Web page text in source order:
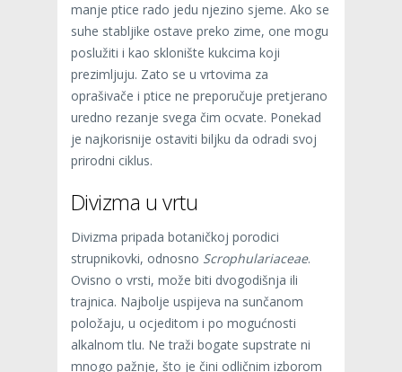
manje ptice rado jedu njezino sjeme. Ako se
suhe stabljike ostave preko zime, one mogu
poslužiti i kao sklonište kukcima koji
prezimljuju. Zato se u vrtovima za
oprašivače i ptice ne preporučuje pretjerano
uredno rezanje svega čim ocvate. Ponekad
je najkorisnije ostaviti biljku da odradi svoj
prirodni ciklus.
Divizma u vrtu
Divizma pripada botaničkoj porodici
strupnikovki, odnosno Scrophulariaceae.
Ovisno o vrsti, može biti dvogodišnja ili
trajnica. Najbolje uspijeva na sunčanom
položaju, u ocjeditom i po mogućnosti
alkalnom tlu. Ne traži bogate supstrate ni
mnogo pažnje, što je čini odličnim izborom